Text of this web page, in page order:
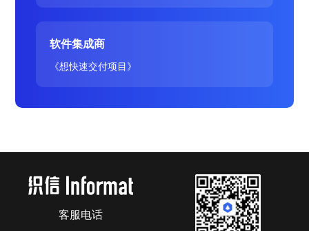
软件集成商
《想快速交付项目》
客服电话